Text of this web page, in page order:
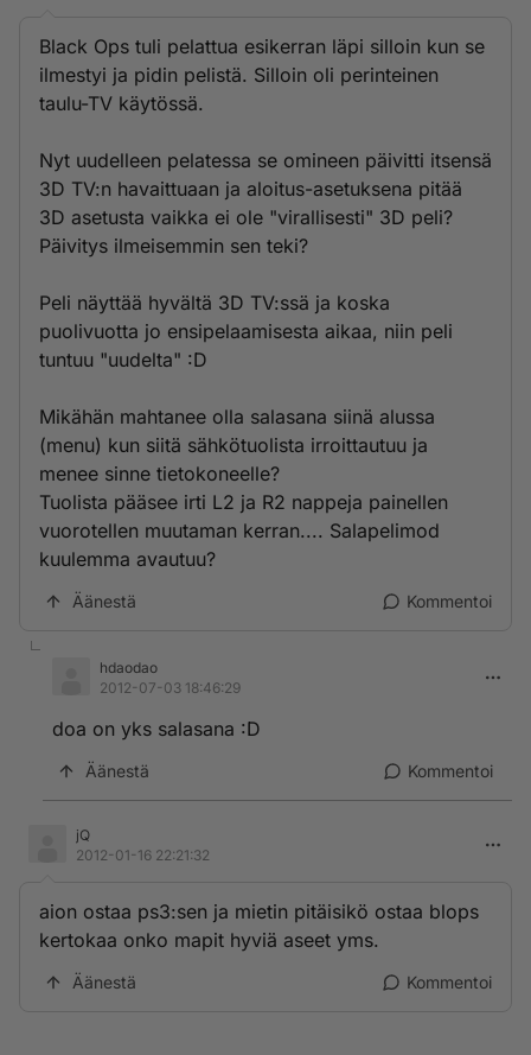
Black Ops tuli pelattua esikerran läpi silloin kun se
ilmestyi ja pidin pelistä. Silloin oli perinteinen
taulu-TV käytössä.
Nyt uudelleen pelatessa se omineen päivitti itsensä
3D TV:n havaittuaan ja aloitus-asetuksena pitää
3D asetusta vaikka ei ole "virallisesti" 3D peli?
Päivitys ilmeisemmin sen teki?
Peli näyttää hyvältä 3D TV:ssä ja koska
puolivuotta jo ensipelaamisesta aikaa, niin peli
tuntuu "uudelta" :D
Mikähän mahtanee olla salasana siinä alussa
(menu) kun siitä sähkötuolista irroittautuu ja
menee sinne tietokoneelle?
Tuolista pääsee irti L2 ja R2 nappeja painellen
vuorotellen muutaman kerran.... Salapelimod
kuulemma avautuu?
Äänestä Kommentoi
hdaodao
2012-07-03 18:46:29
doa on yks salasana :D
Äänestä Kommentoi
jQ
2012-01-16 22:21:32
aion ostaa ps3:sen ja mietin pitäisikö ostaa blops
kertokaa onko mapit hyviä aseet yms.
Äänestä Kommentoi